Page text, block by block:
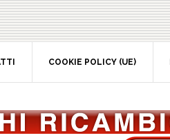
COOKIE POLICY (UE)